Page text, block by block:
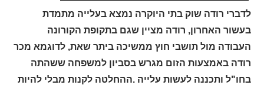
לדברי רודה שוק בתי היוקרה נמצא בעלייה מתמדת
בעשור האחרון, רודה מציין שגם בתקופת הקורונה
העבודה מול תושבי חוץ ממשיכה ביתר שאת, לדוגמא מכר
רודה באמצעות הזום מגרש בסביון למשפחה ששהתה
בחו"ל ותכננה לעשות עלייה .ההחלטה לקנות מבלי להיות